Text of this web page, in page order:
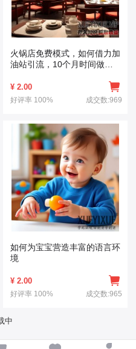
火锅店免费模式，如何借力加
油站引流，10个月时间做到
¥ 2.00
好评率 100% 成交数:969
如何为宝宝营造丰富的语言环
境
¥ 2.00
好评率 100% 成交数:965
中